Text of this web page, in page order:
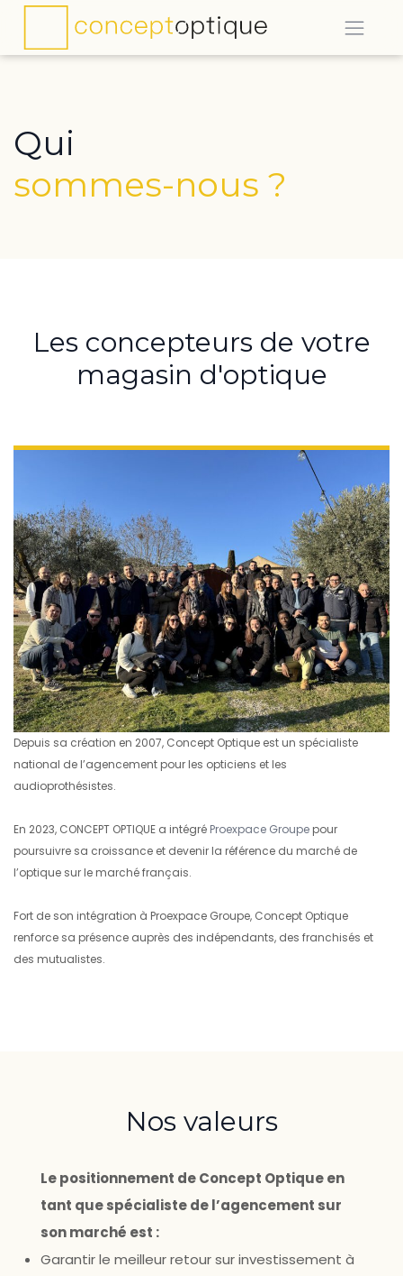
Qui
sommes-nous ?
Les concepteurs de votre
magasin d'optique
Depuis sa création en 2007, Concept Optique est un spécialiste
national de l’agencement pour les opticiens et les
audioprothésistes.
En 2023, CONCEPT OPTIQUE a intégré Proexpace Groupe pour
poursuivre sa croissance et devenir la référence du marché de
l’optique sur le marché français.
Fort de son intégration à Proexpace Groupe, Concept Optique
renforce sa présence auprès des indépendants, des franchisés et
des mutualistes.
Nos valeurs
Le positionnement de Concept Optique en
tant que spécialiste de l’agencement sur
son marché est :
Garantir le meilleur retour sur investissement à